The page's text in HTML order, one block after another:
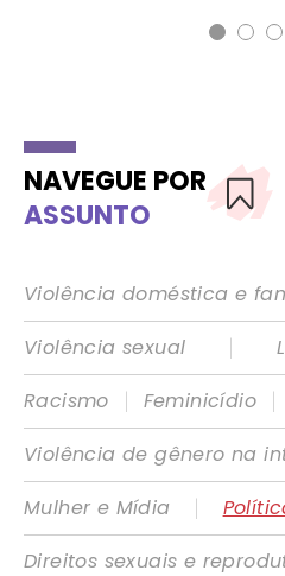
NAVEGUE POR
ASSUNTO
Violência doméstica e
Violência sexual
|
Racismo
| Feminicídio |
Violência de gênero na
Mulher e Mídia
|
Direitos sexuais e